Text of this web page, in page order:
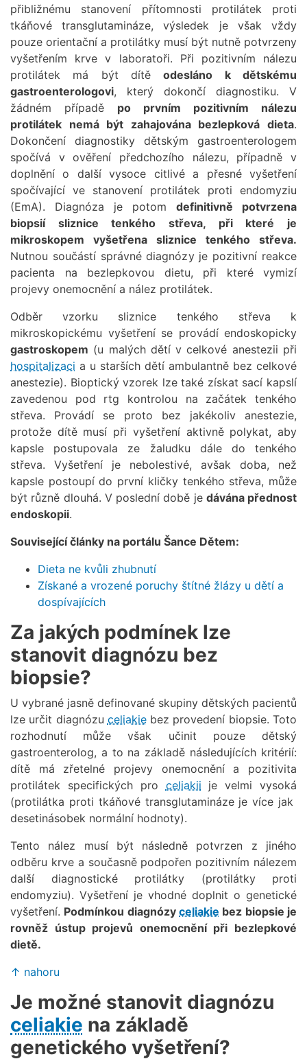
přibližnému stanovení přítomnosti protilátek proti
tkáňové transglutamináze, výsledek je však vždy
pouze orientační a protilátky musí být nutně potvrzeny
vyšetřením krve v laboratoři. Při pozitivním nálezu
protilátek má být dítěodesláno k dětskému
gastroenterologovi, který dokončí diagnostiku. V
žádném případě po prvním pozitivním nálezu
protilátek nemá být zahajována bezlepková dieta.
Dokončení diagnostiky dětským gastroenterologem
spočívá v ověření předchozího nálezu, případně v
doplnění o další vysoce citlivé a přesné vyšetření
spočívající ve stanovení protilátek proti endomyziu
(EmA). Diagnóza je potom definitivně potvrzena
biopsií sliznice tenkého střeva, při které je
mikroskopem vyšetřena sliznice tenkého střeva.
Nutnou součástí správné diagnózy je pozitivní reakce
pacienta na bezlepkovou dietu, při které vymizí
projevy onemocnění a nález protilátek.
Odběr vzorku sliznice tenkého střeva k
mikroskopickému vyšetření se provádí endoskopicky
gastroskopem (u malých dětí v celkové anestezii při
hospitalizaci a u starších dětí ambulantně bez celkové
anestezie). Bioptický vzorek lze také získat sací kapslí
zavedenou pod rtg kontrolou na začátek tenkého
střeva. Provádí se proto bez jakékoliv anestezie,
protože dítě musí při vyšetření aktivně polykat, aby
kapsle postupovala ze žaludku dále do tenkého
střeva. Vyšetření je nebolestivé, avšak doba, než
kapsle postoupí do první kličky tenkého střeva, může
být různě dlouhá. V poslední době je dávána přednost
endoskopii.
Související články na portálu Šance Dětem:
Dieta ne kvůli zhubnutí
Získané a vrozené poruchy štítné žlázy u dětí a
dospívajících
Za jakých podmínek lze
stanovit diagnózu bez
biopsie?
U vybrané jasně definované skupiny dětských pacientů
lze určit diagnózu celiakiebez provedení biopsie. Toto
rozhodnutí může však učinit pouze dětský
gastroenterolog, a to na základě následujících kritérií:
dítě má zřetelné projevy onemocnění a pozitivita
protilátek specifických pro celiakii je velmi vysoká
(protilátka proti tkáňové transglutamináze je více jak
desetinásobek normální hodnoty).
Tento nález musí být následně potvrzen z jiného
odběru krve a současně podpořen pozitivním nálezem
další diagnostické protilátky (protilátky proti
endomyziu). Vyšetření je vhodné doplnit o genetické
vyšetření. Podmínkou diagnózyceliakie bez biopsie je
rovněž ústup projevů onemocnění při bezlepkové
dietě.
↑ nahoru
Je možné stanovit diagnózu
celiakie na základě
genetického vyšetření?